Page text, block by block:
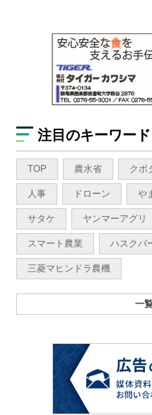
注目のキーワード
TOP 農水省 クボ
人事 ドローン や
サタケ ヤンマーアグリ
スマート農業 ハスクバ
三菱マヒンドラ農機
一